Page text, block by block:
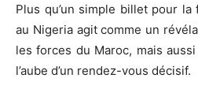
Plus qu’un simple billet pour
au Nigeria agit comme un
les forces du Maroc, mais
l’aube d’un rendez-vous décisif.